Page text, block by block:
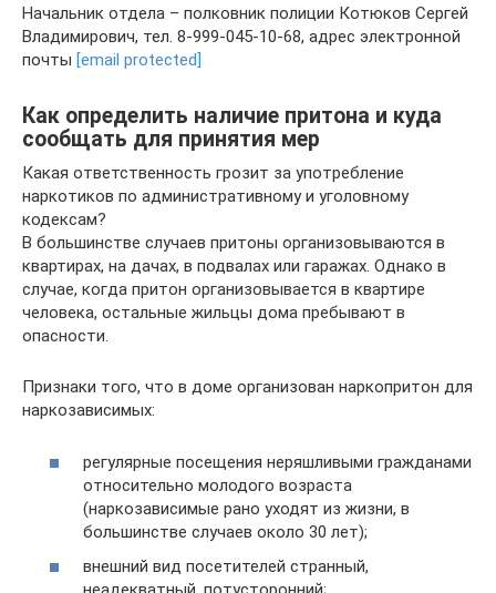
Начальник отдела – полковник полиции Котюков Сергей
Владимирович, тел. 8-999-045-10-68, адрес электронной
почты [email protected]
Как определить наличие притона и куда
сообщать для принятия мер
Какая ответственность грозит за употребление
наркотиков по административному и уголовному
кодексам?
В большинстве случаев притоны организовываются в
квартирах, на дачах, в подвалах или гаражах. Однако в
случае, когда притон организовывается в квартире
человека, остальные жильцы дома пребывают в
опасности.
Признаки того, что в доме организован наркопритон для
наркозависимых:
регулярные посещения неряшливыми гражданами
относительно молодого возраста
(наркозависимые рано уходят из жизни, в
большинстве случаев около 30 лет);
внешний вид посетителей странный,